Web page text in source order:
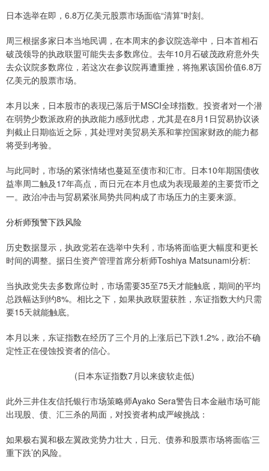
日本选举在即，6.8万亿美元股票市场面临“清算”时刻。
周三根据多家日本当地民调，在本周末的参议院选举中，日本首相石
破茂领导的执政联盟可能失去多数席位。去年10月石破茂政府意外失
去众议院多数席位，若这次在参议院再遭重挫，将拖累该国价值6.8万
亿美元的股票市场。
本月以来，日本股市的表现已落后于MSCI全球指数。投资者对一个潜
在弱势少数派政府的执政能力感到忧虑，尤其是在8月1日贸易协议谈
判截止日期临近之际，其处理对美贸易关系和掌控国家财政的能力都
将受到考验。
与此同时，市场的紧张情绪也蔓延至债市和汇市。日本10年期国债收
益率周二触及17年高点，而日元在本月也成为表现最差的主要货币之
一。政治冲击与贸易紧张局势共同构成了市场压力的主要来源。
分析师预警下跌风险
历史数据显示，执政党若在选举中失利，市场将面临更大幅度和更长
时间的调整。据日生资产管理首席分析师Toshiya Matsunami分析:
当执政党失去多数席位时，市场需要35至75天才能触底，期间的平均
总跌幅达到约8%。相比之下，如果执政联盟获胜，东证指数大约只需
要15天就能触底。
本月以来，东证指数在经历了三个月的上涨后已下跌1.2%，政治不确
定性正在侵蚀投资者的信心。
(日本东证指数7月以来疲软走低)
此外三井住友信托银行市场策略师Ayako Sera警告日本金融市场可能
出现股、债、汇三杀的局面，对投资者构成严峻挑战：
如果极右翼和极左翼政党势力壮大，日元、债券和股票市场将面临‘三
重下跌’的风险。